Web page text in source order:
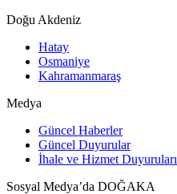
Doğu Akdeniz
Hatay
Osmaniye
Kahramanmaraş
Medya
Güncel Haberler
Güncel Duyurular
İhale ve Hizmet Duyuruları
Sosyal Medya’da DOĞAKA